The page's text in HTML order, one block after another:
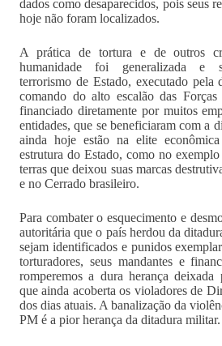
dados como desaparecidos, pois seus
hoje não foram localizados.
A prática de tortura e de outros
humanidade foi generalizada e
terrorismo de Estado, executado pela
comando do alto escalão das
financiado diretamente por muitos
entidades, que se beneficiaram com a
ainda hoje estão na elite
estrutura do Estado, como no
terras que deixou suas marcas
e no Cerrado brasileiro.
Para combater o esquecimento e
autoritária que o país herdou da
sejam identificados e punidos
torturadores, seus mandantes e
romperemos a dura herança deixada
que ainda acoberta os violadores de
dos dias atuais. A banalização da
PM é a pior herança da ditadura militar.